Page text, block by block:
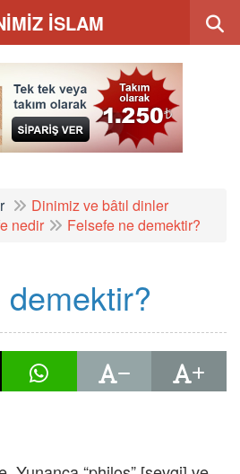
İSLAM
Dinimiz ve bâtıl dinler
nedir Felsefe ne demektir?